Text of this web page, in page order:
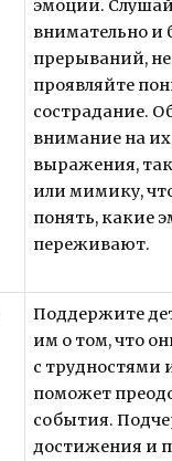
эмоции.
внимательно и
прерываний,
проявляйте
сострадание.
внимание на
выражения,
или мимику,
понять, какие
переживают.
Поддержите
им о том, что
с трудностями
поможет
события.
достижения и